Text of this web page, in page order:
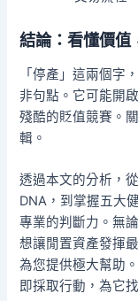
結論：看懂價值
「停產」這兩個字
非句點。它可能開
殘酷的貶值競賽。
輯。
透過本文的分析，
DNA，到掌握五大
專業的判斷力。無
想讓閒置資產發揮
為您提供極大幫助
即採取行動，為它